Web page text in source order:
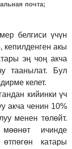
почта;
белгиси үчүн
кепилденген акы
эң чоң акча
таанылат. Бул
келет.
кийинки үч
акча ченин 10%
менен төлөйт.
ичинде
катары